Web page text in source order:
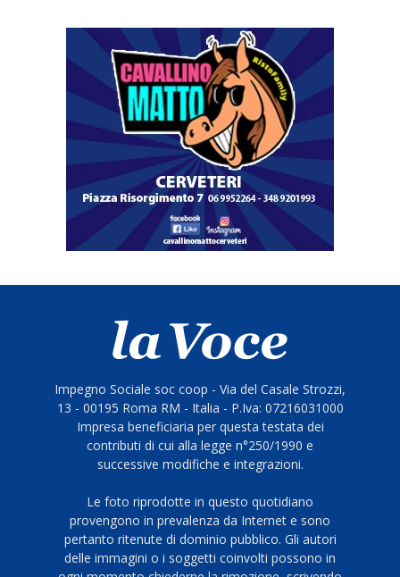
Impegno Sociale soc coop - Via del Casale Strozzi,
13 - 00195 Roma RM - Italia - P.Iva: 07216031000
Impresa beneficiaria per questa testata dei
contributi di cui alla legge n°250/1990 e
successive modifiche e integrazioni.
Le foto riprodotte in questo quotidiano
provengono in prevalenza da Internet e sono
pertanto ritenute di dominio pubblico. Gli autori
delle immagini o i soggetti coinvolti possono in